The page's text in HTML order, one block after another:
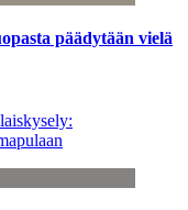
päädytään vielä